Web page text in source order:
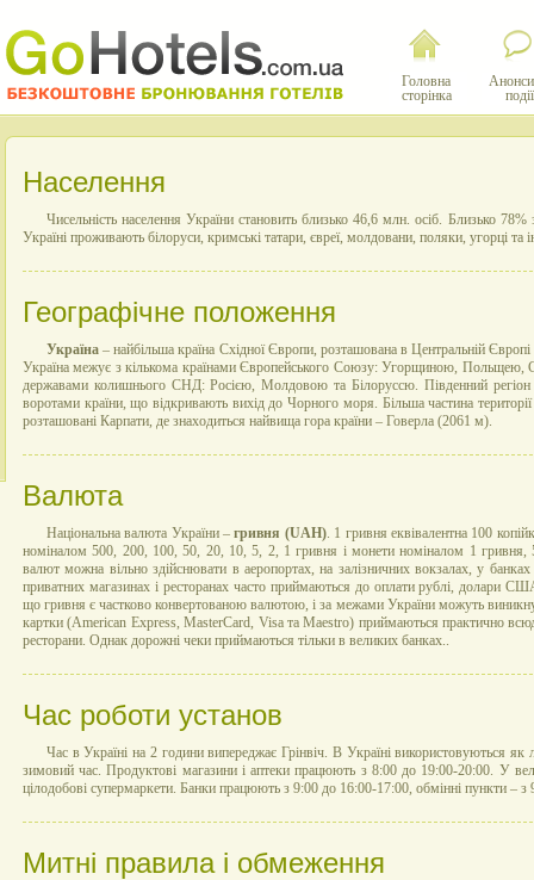
Головна
сторінка
події
Населення
Чисельність населення України становить близько 46,6 млн. осіб. Близько
Україні проживають білоруси, кримські татари, євреї, молдовани, поляки, угорці та
Географічне положення
Україна – найбільша країна Східної Європи, розташована в Центральній
Україна межує з кількома країнами Європейського Союзу: Угорщиною, Польщею,
державами колишнього СНД: Росією, Молдовою та Білоруссю. Південний
воротами країни, що відкривають вихід до Чорного моря. Більша частина
розташовані Карпати, де знаходиться найвища гора країни – Говерла (2061 м).
Валюта
Національна валюта України –гривня (UAH). 1 гривня еквівалентна 100
номіналом 500, 200, 100, 50, 20, 10, 5, 2, 1 гривня і монети номіналом 1
валют можна вільно здійснювати в аеропортах, на залізничних вокзалах, у
приватних магазинах і ресторанах часто приймаються до оплати рублі, долари
що гривня є частково конвертованою валютою, і за межами України можуть
картки (American Express, MasterCard, Visa та Maestro) приймаються практично
ресторани. Однак дорожні чеки приймаються тільки в великих банках..
Час роботи установ
Час в Україні на 2 години випереджає Грінвіч. В Україні використовуються як
зимовий час. Продуктові магазини і аптеки працюють з 8:00 до 19:00-20:00. У
цілодобові супермаркети. Банки працюють з 9:00 до 16:00-17:00, обмінні пункти – з
Митні правила і обмеження